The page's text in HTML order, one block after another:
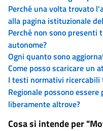
Perché una volta trovato
alla pagina istituzionale
Perché non sono presenti
autonome?
Ogni quanto sono
Come posso scaricare un
I testi normativi
Regionale possono
liberamente altrove?
Cosa si intende per